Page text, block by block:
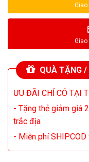
QUÀ TẶNG /
ƯU ĐÃI CHỈ CÓ TẠI
- Tặng thẻ giảm giá
trắc địa
- Miễn phí SHIPCOD